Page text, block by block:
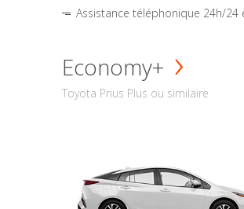
Assistance téléphonique 24h/24
Economy+
Toyota Prius Plus ou similaire